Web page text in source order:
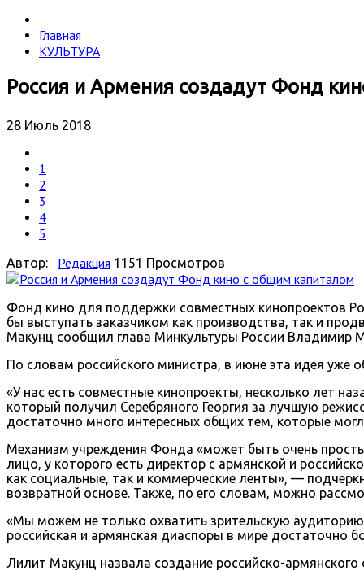
Главная
КУЛЬТУРА
Россия и Армения создадут Фонд
28 Июль 2018
1
2
3
4
5
Автор: Редакция 1151 Просмотров
Фонд кино для поддержки совместных кинопроектов
бы выступать заказчиком как производства, так и
Макунц сообщил глава Минкультуры России Владимир
По словам российского министра, в июне эта идея
«У нас есть совместные кинопроекты, несколько лет
который получил Серебряного Георгия за лучшую
достаточно много интересных общих тем, которые
Механизм учреждения Фонда «может быть очень
лицо, у которого есть директор с армянской и
как социальные, так и коммерческие ленты», —
возвратной основе. Также, по его словам, можно
«Мы можем не только охватить зрительскую
российская и армянская диаспоры в мире достаточно
Лилит Макунц назвала создание российско-